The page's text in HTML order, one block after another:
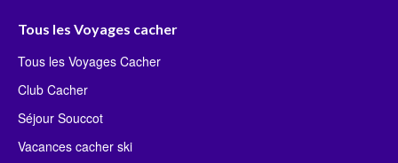
Tous les Voyages cacher
Tous les Voyages Cacher
Club Cacher
Séjour Souccot
Vacances cacher ski